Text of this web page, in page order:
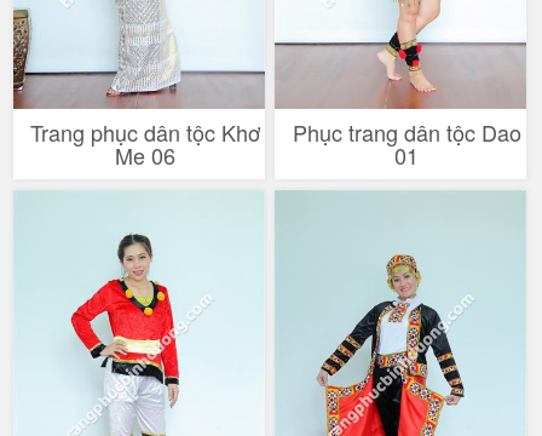
Trang phục dân tộc Khơ
Me 06
Phục trang dân tộc Dao
01